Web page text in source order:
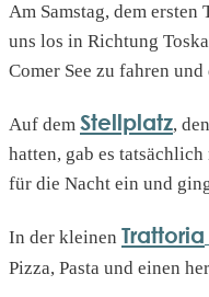
Am Samstag, dem
uns los in Richtung
Comer See zu fahren
Auf dem Stellplatz,
hatten, gab es
für die Nacht ein und
In der kleinen Trattoria
Pizza, Pasta und einen